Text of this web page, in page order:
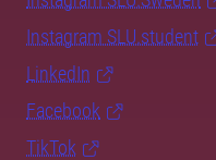
Instagram SLU.student
LinkedIn
Facebook
TikTok